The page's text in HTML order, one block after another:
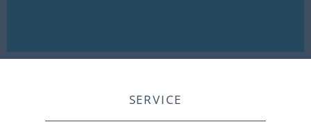
SERVICE